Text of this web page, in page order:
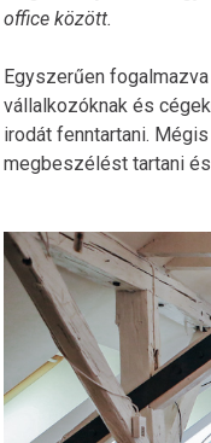
office között.
Egyszerűen
vállalkozóknak és
irodát fenntartani.
megbeszélést tartani